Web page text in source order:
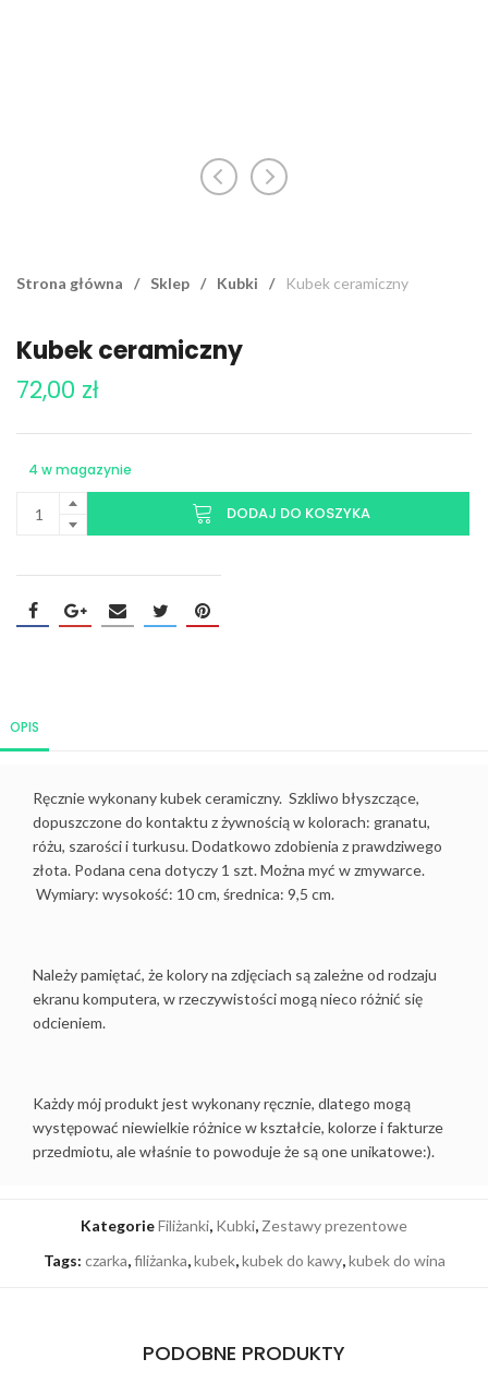
Strona główna / Sklep / Kubki / Kubek ceramiczny
Kubek ceramiczny
72,00 zł
4 w magazynie
DODAJ DO KOSZYKA
OPIS
Ręcznie wykonany kubek ceramiczny. Szkliwo błyszczące,
dopuszczone do kontaktu z żywnością w kolorach: granatu,
różu, szarości i turkusu. Dodatkowo zdobienia z prawdziwego
złota. Podana cena dotyczy 1 szt. Można myć w zmywarce.
Wymiary: wysokość: 10 cm, średnica: 9,5 cm.
Należy pamiętać, że kolory na zdjęciach są zależne od rodzaju
ekranu komputera, w rzeczywistości mogą nieco różnić się
odcieniem.
Każdy mój produkt jest wykonany ręcznie, dlatego mogą
występować niewielkie różnice w kształcie, kolorze i fakturze
przedmiotu, ale właśnie to powoduje że są one unikatowe:).
KategorieFiliżanki, Kubki, Zestawy prezentowe
Tags: czarka,filiżanka,kubek,kubek do kawy,kubek do wina
PODOBNE PRODUKTY